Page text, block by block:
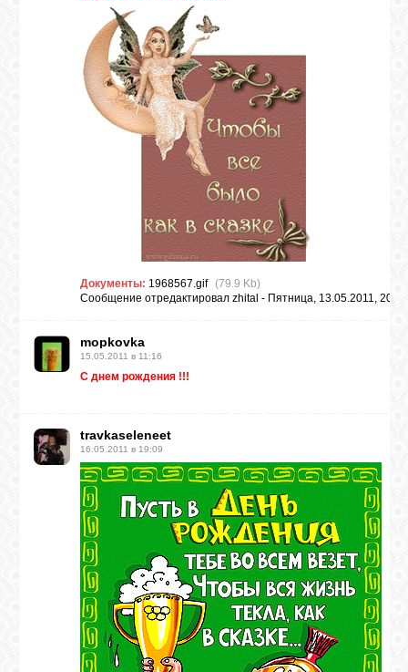
Документы: 1968567.gif (79.9 Kb)
Сообщение отредактировал zhital - Пятница, 13.05.2011, 20:01
mopkovka
15.05.2011 в 11:16
С днем рождения !!!
travkaseleneet
16.05.2011 в 19:09